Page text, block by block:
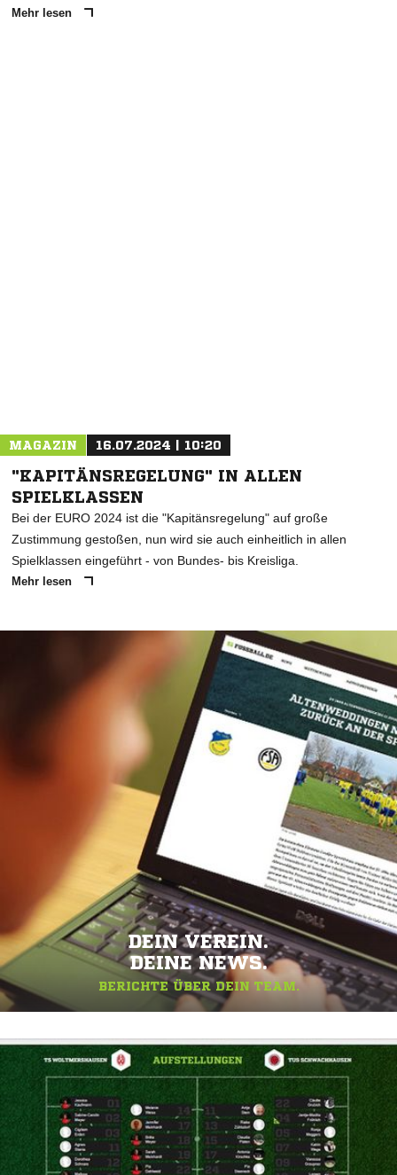
Mehr lesen
MAGAZIN 16.07.2024 | 10:20
"KAPITÄNSREGELUNG" IN ALLEN
SPIELKLASSEN
Bei der EURO 2024 ist die "Kapitänsregelung" auf große
Zustimmung gestoßen, nun wird sie auch einheitlich in allen
Spielklassen eingeführt - von Bundes- bis Kreisliga.
Mehr lesen
DEIN VEREIN.
DEINE NEWS.
BERICHTE ÜBER DEIN TEAM.